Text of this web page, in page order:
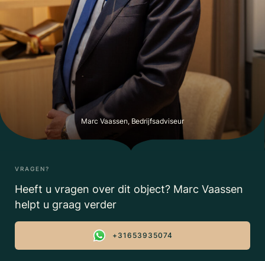
Marc Vaassen, Bedrijfsadviseur
VRAGEN?
Heeft u vragen over dit object? Marc Vaassen
helpt u graag verder
+31653935074